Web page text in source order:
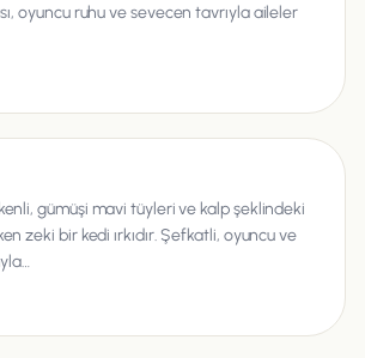
oyuncu ruhu ve sevecen tavrıyla aileler
gümüşi mavi tüyleri ve kalp şeklindeki
zeki bir kedi ırkıdır. Şefkatli, oyuncu ve